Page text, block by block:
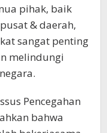
pihak, baik
& daerah,
sangat penting
melindungi
Pencegahan
bahwa